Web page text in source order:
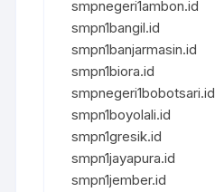
smpnegeri1ambon.id
smpn1bangil.id
smpn1banjarmasin.id
smpn1biora.id
smpnegeri1bobotsari.id
smpn1boyolali.id
smpn1gresik.id
smpn1jayapura.id
smpn1jember.id